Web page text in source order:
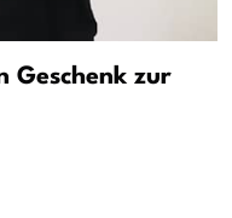
Geschenk zur